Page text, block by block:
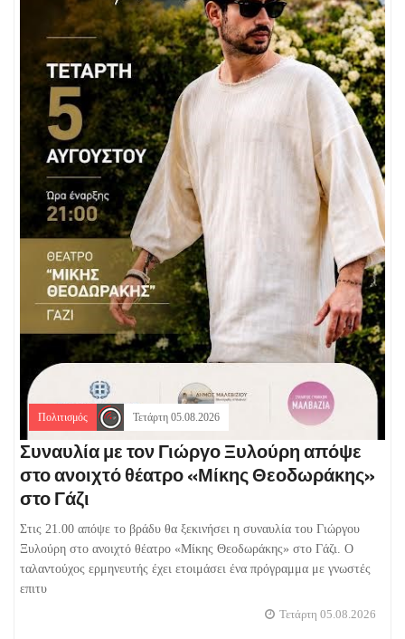
Πολιτισμός Τετάρτη 05.08.2026
Συναυλία με τον Γιώργο Ξυλούρη απόψε
στο ανοιχτό θέατρο «Μίκης Θεοδωράκης»
στο Γάζι
Στις 21.00 απόψε το βράδυ θα ξεκινήσει η συναυλία του Γιώργου
Ξυλούρη στο ανοιχτό θέατρο «Μίκης Θεοδωράκης» στο Γάζι. Ο
ταλαντούχος ερμηνευτής έχει ετοιμάσει ένα πρόγραμμα με γνωστές
επιτυ
Τετάρτη 05.08.2026